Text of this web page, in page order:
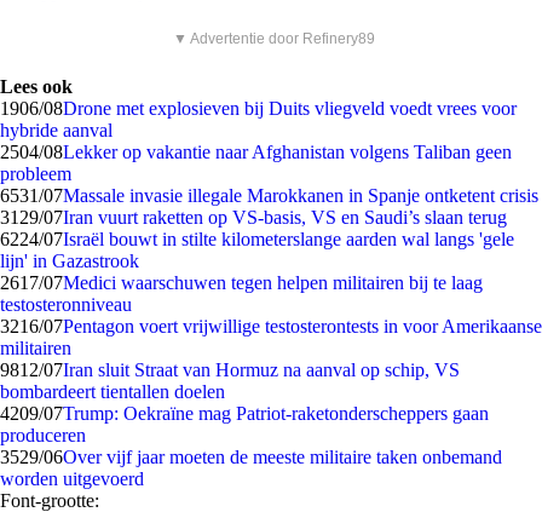
▼ Advertentie door Refinery89
Lees ook
1906/08Drone met explosieven bij Duits vliegveld voedt vrees voor
hybride aanval
2504/08Lekker op vakantie naar Afghanistan volgens Taliban geen
probleem
6531/07Massale invasie illegale Marokkanen in Spanje ontketent crisis
31 29/07Iran vuurt raketten op VS-basis, VS en Saudi’s slaan terug
6224/07Israël bouwt in stilte kilometerslange aarden wal langs 'gele
lijn' in Gazastrook
2617/07Medici waarschuwen tegen helpen militairen bij te laag
testosteronniveau
3216/07Pentagon voert vrijwillige testosterontests in voor Amerikaanse
militairen
9812/07Iran sluit Straat van Hormuz na aanval op schip, VS
bombardeert tientallen doelen
4209/07Trump: Oekraïne mag Patriot-raketonderscheppers gaan
produceren
3529/06Over vijf jaar moeten de meeste militaire taken onbemand
worden uitgevoerd
Font-grootte: